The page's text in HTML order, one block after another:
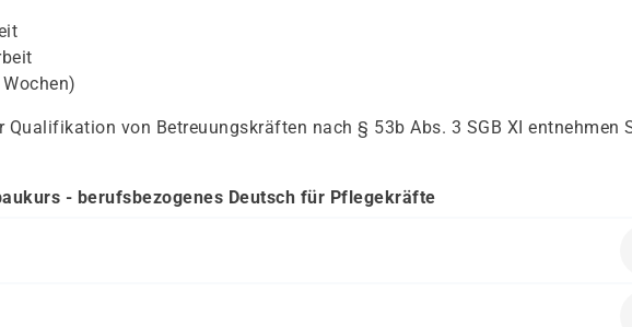
von Betreuungskräften nach § 53b Abs. 3 SGB XI entnehmen
- berufsbezogenes Deutsch für Pflegekräfte